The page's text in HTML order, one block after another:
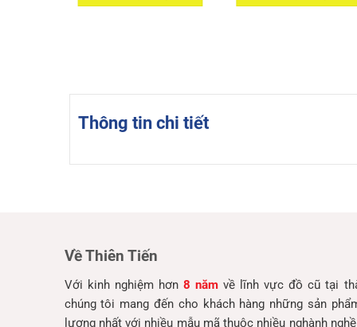
Thông tin chi tiết
Về Thiên Tiến
Với kinh nghiệm hơn 8 nămvề lĩnh vực đồ cũ tại
chúng tôi mang đến cho khách hàng những sản
lượng nhất với nhiều mẫu mã thuộc nhiều nghành